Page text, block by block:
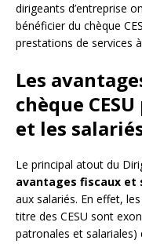
dirigeants d’entreprise
bénéficier du chèque
prestations de services
Les
chèque
et les
Le principal atout du
avantages fiscaux et
aux salariés. En effet,
titre des CESU sont
patronales et salariales)